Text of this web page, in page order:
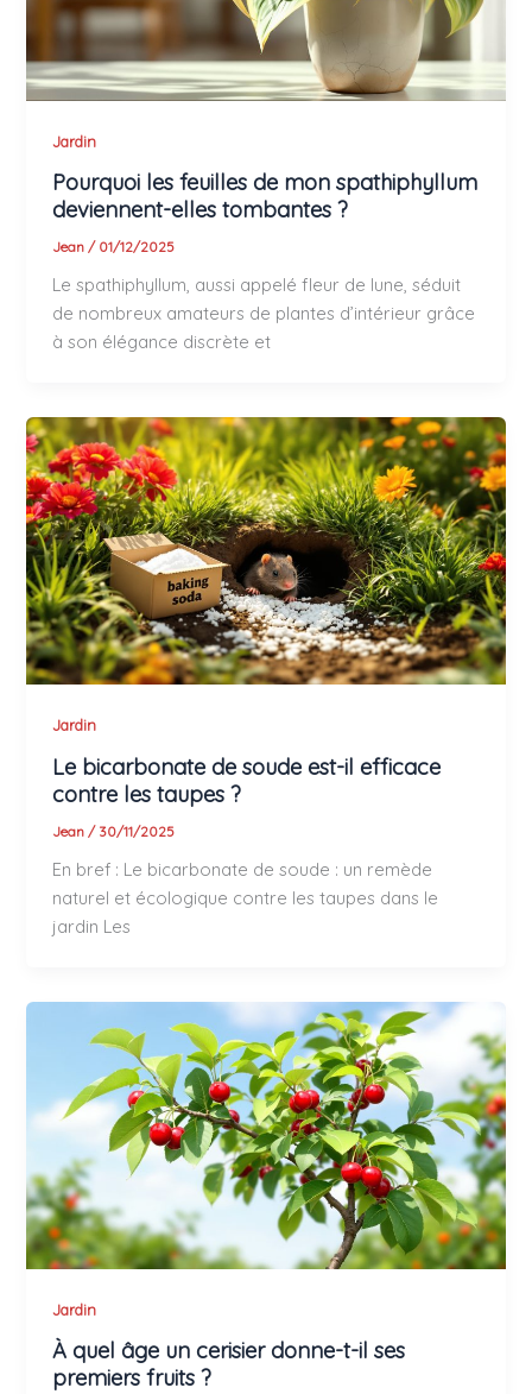
Jardin
Pourquoi les feuilles de mon spathiphyllum
deviennent-elles tombantes ?
Jean/ 01/12/2025
Le spathiphyllum, aussi appelé fleur de lune, séduit
de nombreux amateurs de plantes d’intérieur grâce
à son élégance discrète et
Jardin
Le bicarbonate de soude est-il efficace
contre les taupes ?
Jean / 30/11/2025
En bref : Le bicarbonate de soude : un remède
naturel et écologique contre les taupes dans le
jardin Les
Jardin
À quel âge un cerisier donne-t-il ses
premiers fruits ?